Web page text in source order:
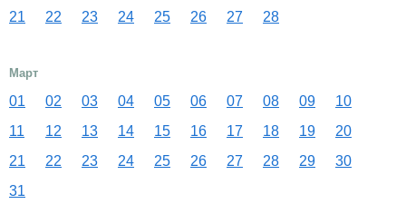
21
22 23 24 25 26 27 28
Март
01 02 03 04 05 06 07 08 09
10
11
12 13 14 15 16 17 18 19
20
21
22 23 24 25 26 27 28 29
30
31